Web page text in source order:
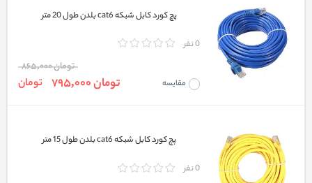
پچ کورد کابل شبکه cat6 بلدن طول 20 متر
0 نفر
مقایسه
تومان 865,000
تومان 795,000 تومان
پچ کورد کابل شبکه cat6 بلدن طول 15 متر
0 نفر